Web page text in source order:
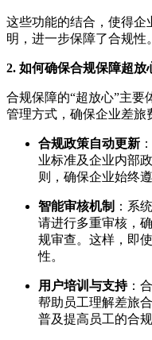
这些功能的结合，使得企
明，进一步保障了合规性。
2. 如何确保合规保障超放
合规保障的“超放心”主要
管理方式，确保企业差旅
合规政策自动更新
业标准及企业内部
则，确保企业始终
智能审核机制 ：系
请进行多重审核，
规审查。这样，即
性。
用户培训与支持：
帮助员工理解差旅
普及提高员工的合